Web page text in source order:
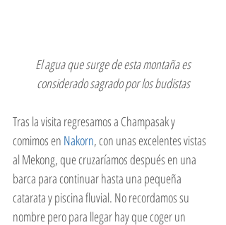
considerado sagrado por los budistas
Tras la visita regresamos a Champasak y
comimos en Nakorn, con unas excelentes vistas
al Mekong, que cruzaríamos después en una
barca para continuar hasta una pequeña
catarata y piscina fluvial. No recordamos su
nombre pero para llegar hay que coger un